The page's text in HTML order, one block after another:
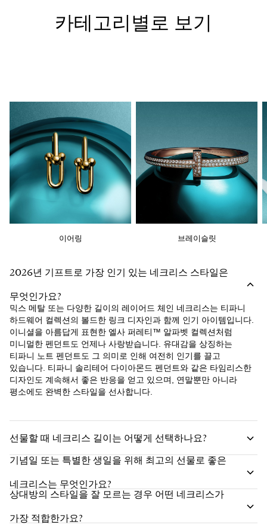
카테고리별로 보기
이어링 브레이슬릿
2026년 기프트로 가장 인기 있는 네크리스 스타일은
무엇인가요?
믹스 메탈 또는 다양한 길이의 레이어드 체인 네크리스는 티파니
하드웨어 컬렉션의 볼드한 링크 디자인과 함께 인기 아이템입니다.
이니셜을 아름답게 표현한 엘사 퍼레티™ 알파벳 컬렉션처럼
미니멀한 펜던트도 언제나 사랑받습니다. 유대감을 상징하는
티파니 노트 펜던트도 그 의미로 인해 여전히 인기를 끌고
있습니다. 티파니 솔리테어 다이아몬드 펜던트와 같은 타임리스한
디자인도 계속해서 좋은 반응을 얻고 있으며, 연말뿐만 아니라
평소에도 완벽한 스타일을 선사합니다.
선물할 때 네크리스 길이는 어떻게 선택하나요?
기념일 또는 특별한 생일을 위해 최고의 선물로 좋은
네크리스는 무엇인가요?
상대방의 스타일을 잘 모르는 경우 어떤 네크리스가
가장 적합한가요?